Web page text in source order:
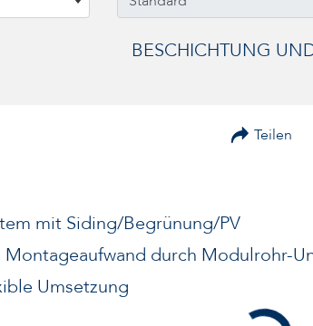
BESCHICHTUNG
Teilen
mit Siding/Begrünung/PV
durch Modulrohr-
Umsetzung